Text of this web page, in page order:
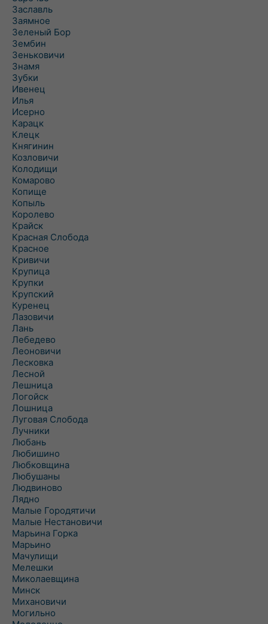
Заславль
Заямное
Зеленый Бор
Зембин
Зеньковичи
Знамя
Зубки
Ивенец
Илья
Исерно
Карацк
Клецк
Княгинин
Козловичи
Колодищи
Комарово
Копище
Копыль
Королево
Крайск
Красная Слобода
Красное
Кривичи
Крупица
Крупки
Крупский
Куренец
Лазовичи
Лань
Лебедево
Леоновичи
Лесковка
Лесной
Лешница
Логойск
Лошница
Луговая Слобода
Лучники
Любань
Любишино
Любковщина
Любушаны
Людвиново
Лядно
Малые Городятичи
Малые Нестановичи
Марьина Горка
Марьино
Мачулищи
Мелешки
Миколаевщина
Минск
Михановичи
Могильно